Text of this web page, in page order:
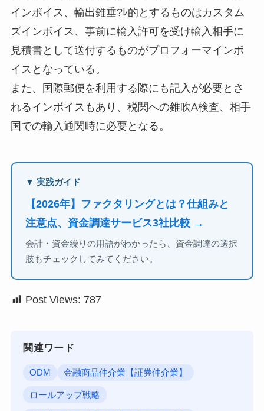
インボイス、輸出錐垂?ﾚ的とするものはカスタム
ズインボイス、事前に輸入許可を受け輸入相手に
見積書として送付するものがプロフォーマインボ
イスとなっている。
また、国際郵便を利用する際にも記入が必要とさ
れるインボイスもあり、税関への錐吹A検査、相手
国での輸入通関時に必要となる。
▼ 実践ガイド
【2026年】ファクタリングとは？仕組みと
注意点、資金調達サービス3社比較 →
会計・資金繰りの用語がわかったら、資金調達の選択
肢もチェックしてみてください。
Post Views: 787
関連ワード
ODM 金融商品仲介業【証券仲介業】
ロールアップ戦略